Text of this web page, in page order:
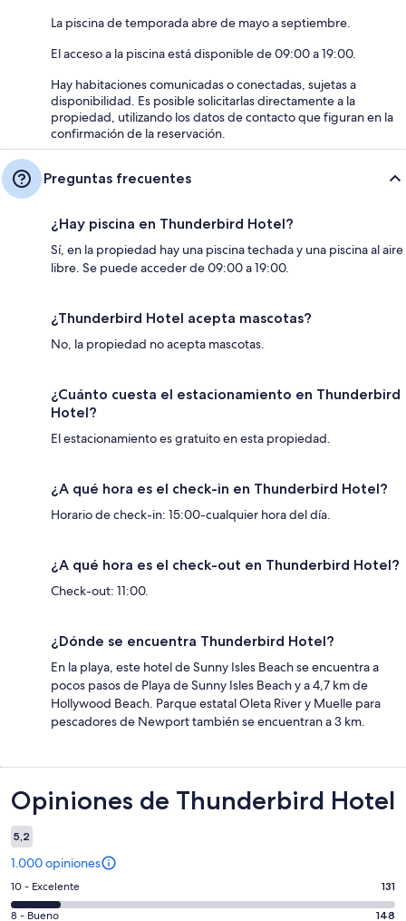
La piscina de temporada abre de mayo a septiembre.
El acceso a la piscina está disponible de 09:00 a 19:00.
Hay habitaciones comunicadas o conectadas, sujetas a
disponibilidad. Es posible solicitarlas directamente a la
propiedad, utilizando los datos de contacto que figuran en la
confirmación de la reservación.
Preguntas frecuentes
¿Hay piscina en Thunderbird Hotel?
Sí, en la propiedad hay una piscina techada y una piscina al aire
libre. Se puede acceder de 09:00 a 19:00.
¿Thunderbird Hotel acepta mascotas?
No, la propiedad no acepta mascotas.
¿Cuánto cuesta el estacionamiento en Thunderbird
Hotel?
El estacionamiento es gratuito en esta propiedad.
¿A qué hora es el check-in en Thunderbird Hotel?
Horario de check-in: 15:00-cualquier hora del día.
¿A qué hora es el check-out en Thunderbird Hotel?
Check-out: 11:00.
¿Dónde se encuentra Thunderbird Hotel?
En la playa, este hotel de Sunny Isles Beach se encuentra a
pocos pasos de Playa de Sunny Isles Beach y a 4,7 km de
Hollywood Beach. Parque estatal Oleta River y Muelle para
pescadores de Newport también se encuentran a 3 km.
Opiniones
Opiniones de Thunderbird Hotel
5,2
1.000 opiniones
Evaluación:
10
10 - Excelente 131
Evaluación:
8 - Bueno 148